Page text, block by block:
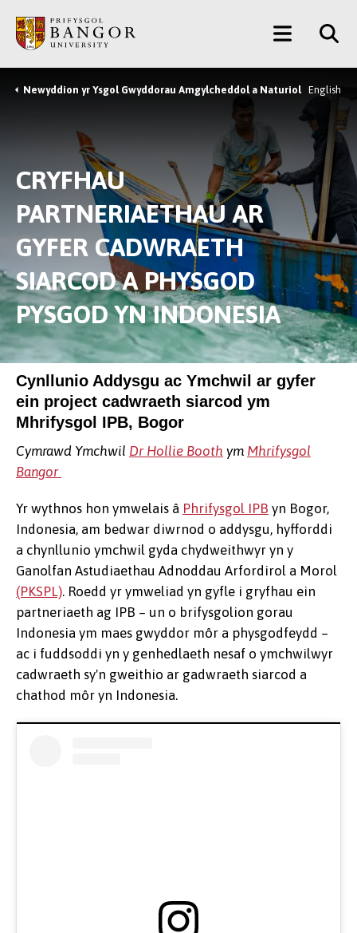
Prif
Gynnwys
Main
Menu
Breadcrumb
Newyddion yr Ysgol Gwyddorau Amgylcheddol a Naturiol English
CRYFHAU
PARTNERIAETHAU AR
GYFER CADWRAETH
SIARCOD A PHYSGOD
PYSGOD YN INDONESIA
Cynllunio Addysgu ac Ymchwil ar gyfer
ein project cadwraeth siarcod ym
Mhrifysgol IPB, Bogor
Cymrawd Ymchwil Dr Hollie Booth ym Mhrifysgol
Bangor
Yr wythnos hon ymwelais â Phrifysgol IPB yn Bogor,
Indonesia, am bedwar diwrnod o addysgu, hyfforddi
a chynllunio ymchwil gyda chydweithwyr yn y
Ganolfan Astudiaethau Adnoddau Arfordirol a Morol
(PKSPL). Roedd yr ymweliad yn gyfle i gryfhau ein
partneriaeth ag IPB – un o brifysgolion gorau
Indonesia ym maes gwyddor môr a physgodfeydd –
ac i fuddsoddi yn y genhedlaeth nesaf o ymchwilwyr
cadwraeth sy'n gweithio ar gadwraeth siarcod a
chathod môr yn Indonesia.